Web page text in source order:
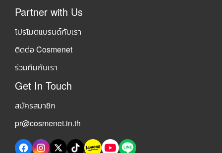
Partner with Us
โปรโมตแบรนด์กับเรา
ติดต่อ Cosmenet
ร่วมทีมกับเรา
Get In Touch
สมัครสมาชิก
pr@cosmenet.in.th